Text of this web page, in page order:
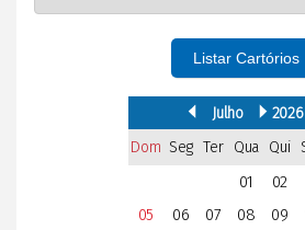
Listar Cartórios